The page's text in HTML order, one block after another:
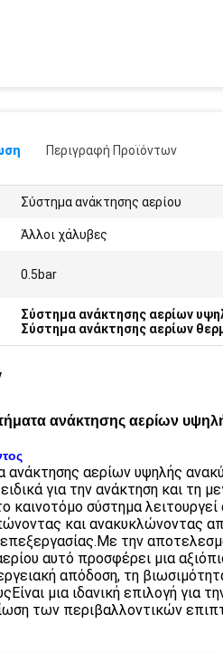
Περιγραφή Προϊόντων
Σύστημα ανάκτησης αερίου
Άλλοι χάλυβες
0.5bar
Σύστημα ανάκτησης αερίων
Σύστημα ανάκτησης αερίων
ανάκτησης αερίων
αερίων υψηλής
για την ανάκτηση και τη
καινοτόμο σύστημα
και ανακυκλώνοντας
επεξεργασίας.Με την
αυτό προσφέρει μια
απόδοση, τη
μια ιδανική επιλογή για
των περιβαλλοντικών